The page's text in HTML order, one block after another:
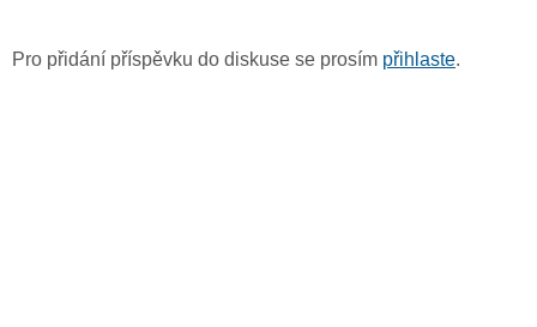
Pro přidání příspěvku do diskuse se prosím přihlaste.